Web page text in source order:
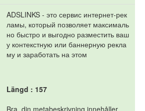
ADSLINKS - это сервис интернет-рек
ламы, который позволяет максималь
но быстро и выгодно разместить ваш
у контекстную или баннерную рекла
му и заработать на этом
Längd : 157